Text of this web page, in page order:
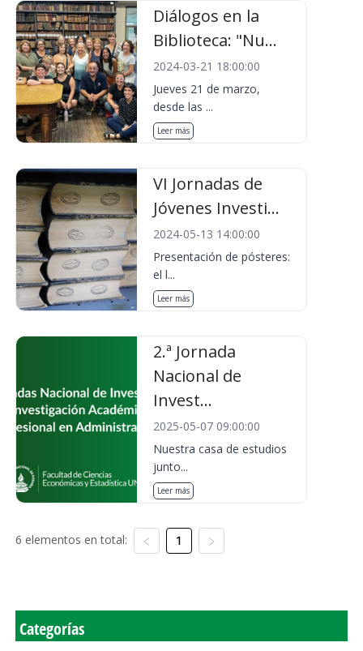
Diálogos en la
Biblioteca: "Nu...
2024-03-21 18:00:00
Jueves 21 de marzo,
desde las ...
Leer más
VI Jornadas de
Jóvenes Investi...
2024-05-13 14:00:00
Presentación de pósteres:
el l...
Leer más
2.ª Jornada
Nacional de
Invest...
2025-05-07 09:00:00
Nuestra casa de estudios
junto...
Leer más
6 elementos en total: 1
Categorías